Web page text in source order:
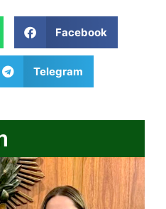
Facebook
Telegram